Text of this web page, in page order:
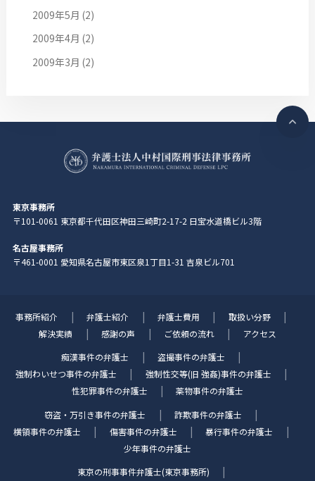
2009年5月 (2)
2009年4月 (2)
2009年3月 (2)
東京事務所
〒101-0061 東京都千代田区神田三崎町2-17-2 日宝水道橋ビル3階
名古屋事務所
〒461-0001 愛知県名古屋市東区泉1丁目1-31 吉泉ビル701
事務所紹介 弁護士紹介 弁護士費用
取扱い分野
解決実績
感謝の声 ご依頼の流れ
アクセス
痴漢事件の弁護士
盗撮事件の弁護士
強制わいせつ事件の弁護士
強制性交等(旧 強姦)事件の弁護士
性犯罪事件の弁護士
薬物事件の弁護士
窃盗・万引き事件の弁護士
詐欺事件の弁護士
横領事件の弁護士
傷害事件の弁護士
暴行事件の弁護士
少年事件の弁護士
東京の刑事事件弁護士(東京事務所)